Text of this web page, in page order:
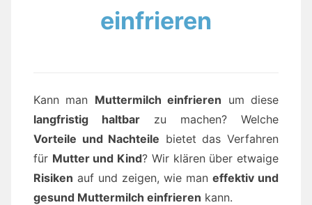
einfrieren
Kann man Muttermilch einfrieren um diese
langfristig haltbar zu machen? Welche
Vorteile und Nachteile bietet das Verfahren
für Mutter und Kind? Wir klären über etwaige
Risiken auf und zeigen, wie man effektiv und
gesund Muttermilch einfrieren kann.